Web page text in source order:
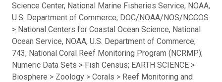
Science Center, National Marine Fisheries Service, NOAA,
U.S. Department of Commerce; DOC/NOAA/NOS/NCCOS
> National Centers for Coastal Ocean Science, National
Ocean Service, NOAA, U.S. Department of Commerce;
743; National Coral Reef Monitoring Program (NCRMP);
Numeric Data Sets > Fish Census; EARTH SCIENCE >
Biosphere > Zoology > Corals > Reef Monitoring and